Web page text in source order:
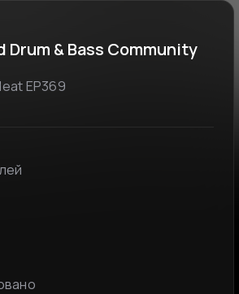
Drum & Bass Community
EP369